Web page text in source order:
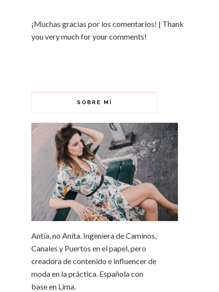
¡Muchas gracias por los comentarios! | Thank
you very much for your comments!
SOBRE MÍ
Antía, no Anita. Ingeniera de Caminos,
Canales y Puertos en el papel, pero
creadora de contenido e influencer de
moda en la práctica. Española con
base en Lima.